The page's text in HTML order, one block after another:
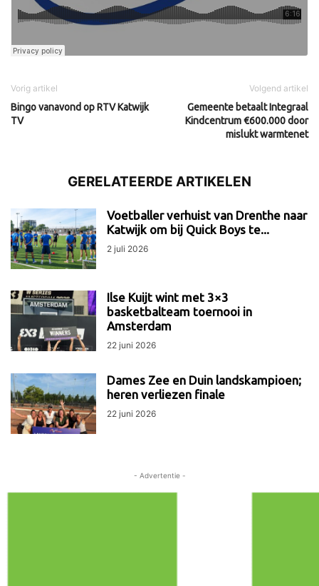
Vorig artikel
Bingo vanavond op RTV Katwijk
TV
Volgend artikel
Gemeente betaalt Integraal
Kindcentrum €600.000 door
mislukt warmtenet
GERELATEERDE ARTIKELEN
Voetballer verhuist van Drenthe naar
Katwijk om bij Quick Boys te...
2 juli 2026
Ilse Kuijt wint met 3×3
basketbalteam toernooi in
Amsterdam
22 juni 2026
Dames Zee en Duin landskampioen;
heren verliezen finale
22 juni 2026
- Advertentie -